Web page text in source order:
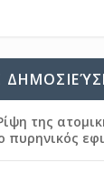
της
πυρηνικός